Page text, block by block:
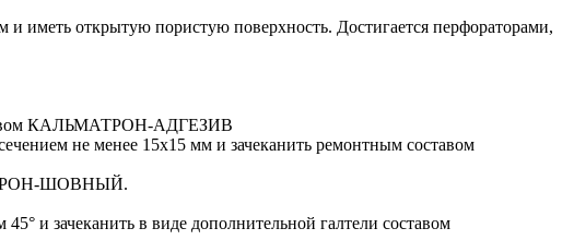
иметь открытую пористую поверхность. Достигается перфораторами,
КАЛЬМАТРОН-АДГЕЗИВ
не менее 15х15 мм и зачеканить ремонтным составом
ШОВНЫЙ.
и зачеканить в виде дополнительной галтели составом